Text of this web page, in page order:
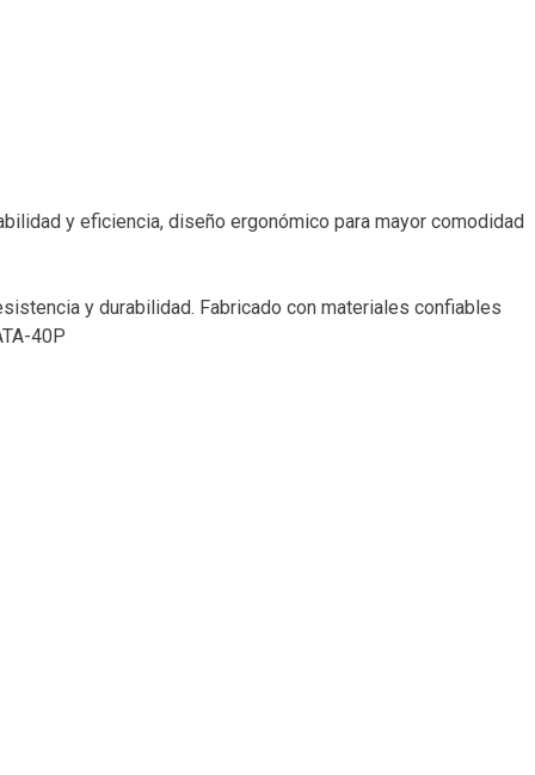
y eficiencia, diseño ergonómico para mayor comodidad
y durabilidad. Fabricado con materiales confiables
40P